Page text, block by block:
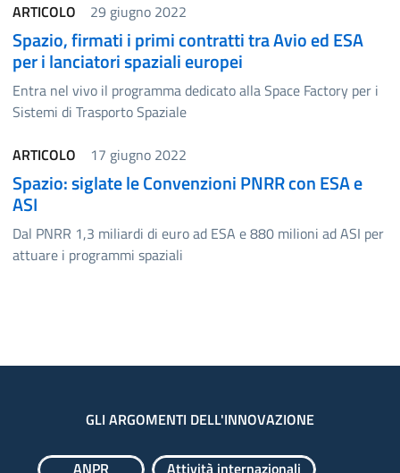
ARTICOLO
29 giugno 2022
Spazio, firmati i primi contratti tra Avio ed ESA
per i lanciatori spaziali europei
Entra nel vivo il programma dedicato alla Space Factory per i
Sistemi di Trasporto Spaziale
ARTICOLO
17 giugno 2022
Spazio: siglate le Convenzioni PNRR con ESA e
ASI
Dal PNRR 1,3 miliardi di euro ad ESA e 880 milioni ad ASI per
attuare i programmi spaziali
GLI ARGOMENTI DELL'INNOVAZIONE
ANPR
Attività internazionali